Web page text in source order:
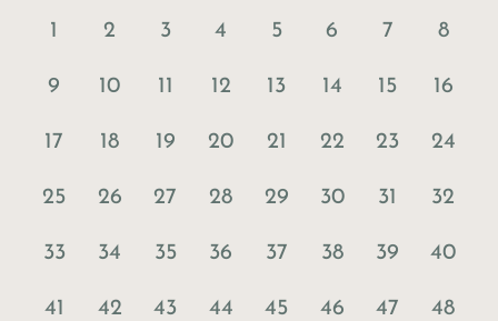
1 2 3 4 5 6 7 8
9 10 11 12 13 14 15 16
17 18 19 20 21 22 23 24
25 26 27 28 29 30 31 32
33 34 35 36 37 38 39 40
41 42 43 44 45 46 47 48